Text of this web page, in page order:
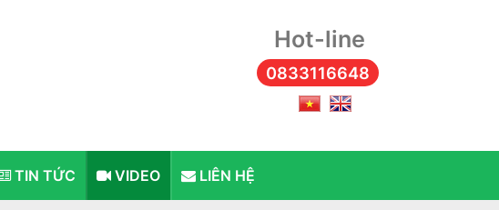
Hot-line
0833116648
TIN TỨC VIDEO LIÊN HỆ